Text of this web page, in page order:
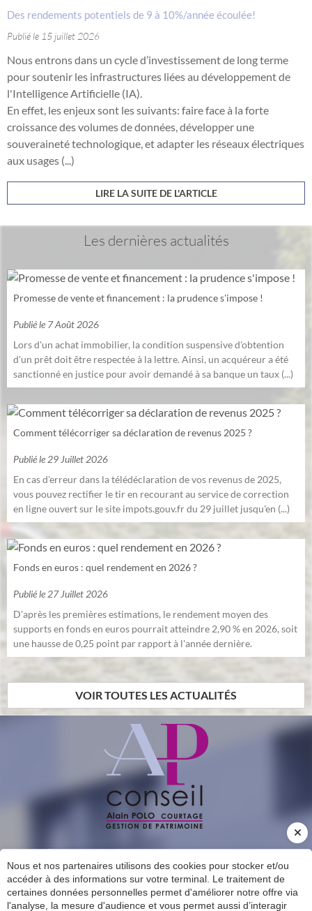
Des rendements potentiels de 9 à 10%/année écoulée!
Publié le 15 juillet 2026
Nous entrons dans un cycle d’investissement de long terme
pour soutenir les infrastructures liées au développement de
l'Intelligence Artificielle (IA).
En effet, les enjeux sont les suivants: faire face à la forte
croissance des volumes de données, développer une
souveraineté technologique, et adapter les réseaux électriques
aux usages (...)
LIRE LA SUITE DE L'ARTICLE
Les dernières actualités
Promesse de vente et financement : la prudence s'impose !
Publié le 7 Août 2026
Lors d'un achat immobilier, la condition suspensive d'obtention
d'un prêt doit être respectée à la lettre. Ainsi, un acquéreur a été
sanctionné en justice pour avoir demandé à sa banque un taux (...)
Comment télécorriger sa déclaration de revenus 2025 ?
Publié le 29 Juillet 2026
En cas d'erreur dans la télédéclaration de vos revenus de 2025,
vous pouvez rectifier le tir en recourant au service de correction
en ligne ouvert sur le site impots.gouv.fr du 29 juillet jusqu'en (...)
Fonds en euros : quel rendement en 2026 ?
Publié le 27 Juillet 2026
D'après les premières estimations, le rendement moyen des
supports en fonds en euros pourrait atteindre 2,90 % en 2026, soit
une hausse de 0,25 point par rapport à l'année dernière.
VOIR TOUTES LES ACTUALITÉS
INSCRIPTION À NOTRE LETTRE D'INFORMATION
CONTACT
Nous et nos partenaires utilisons des cookies pour stocker et/ou
accéder à des informations sur votre terminal. Le traitement de
certaines données personnelles permet d'améliorer notre offre via
l'analyse, la mesure d'audience et vous permet aussi d’interagir